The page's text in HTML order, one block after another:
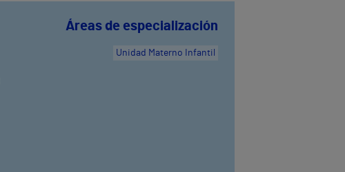
Áreas de especialización
Unidad Materno Infantil